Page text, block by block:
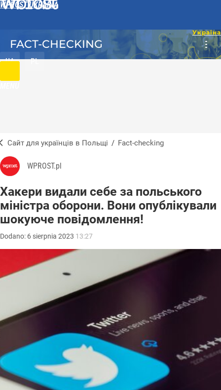
WPROST UKRAINA
UA PL
FACT-CHECKING
Сайт для українців в Польщі / Fact-checking
WPROST.pl
Хакери видали себе за польського
міністра оборони. Вони опублікували
шокуюче повідомлення!
Dodano: 6 sierpnia 2023 13:27